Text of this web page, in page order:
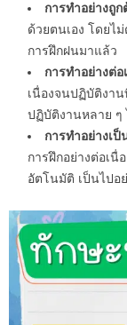
การทำอย่างถู
ด้วยตนเอง โดยไ
การฝึกฝนมาแล้ว
การทำอย่างต่
เนื่องจนปฏิบัติงา
ปฏิบัติงานหลาย ๆ
การทำอย่างเ
การฝึกอย่างต่อเนื่
อัตโนมัติ เป็นไปอ